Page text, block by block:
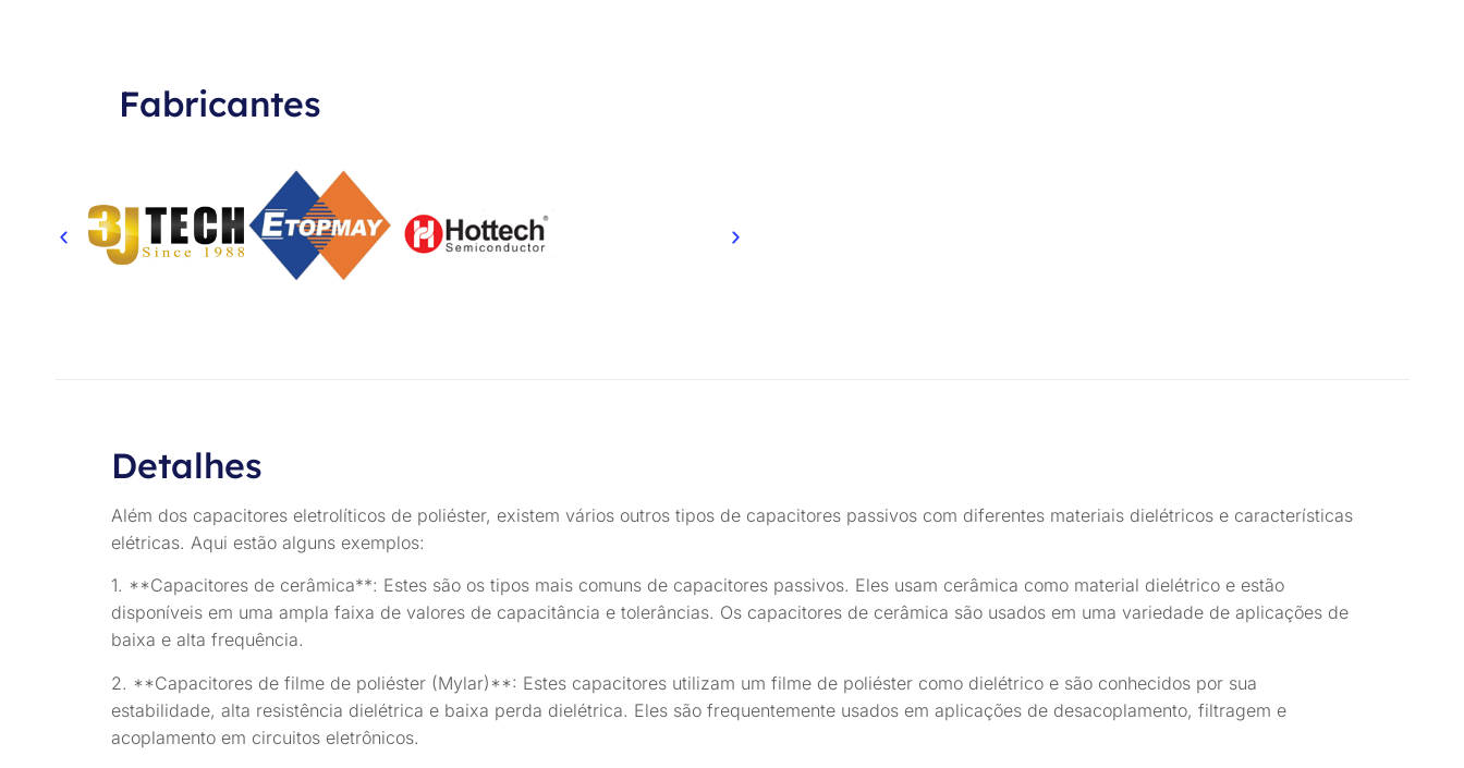
Fabricantes
Detalhes
Além dos capacitores eletrolíticos de poliéster, existem vários outros tipos de capacitores passivos com diferentes materiais dielétricos e características
elétricas. Aqui estão alguns exemplos:
1. **Capacitores de cerâmica**: Estes são os tipos mais comuns de capacitores passivos. Eles usam cerâmica como material dielétrico e estão
disponíveis em uma ampla faixa de valores de capacitância e tolerâncias. Os capacitores de cerâmica são usados em uma variedade de aplicações de
baixa e alta frequência.
2. **Capacitores de filme de poliéster (Mylar)**: Estes capacitores utilizam um filme de poliéster como dielétrico e são conhecidos por sua
estabilidade, alta resistência dielétrica e baixa perda dielétrica. Eles são frequentemente usados em aplicações de desacoplamento, filtragem e
acoplamento em circuitos eletrônicos.